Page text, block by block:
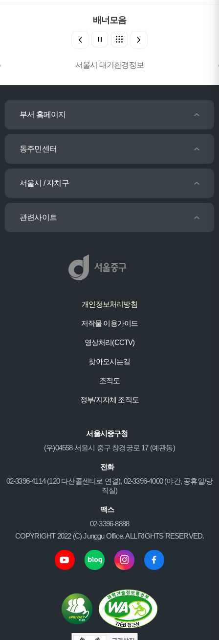
배너모음
서울시 대기환경정보
부서 홈페이지
동주민센터
서울시 / 자치구
관련사이트
개인정보처리방침
저작물 이용가이드
영상처리(CCTV)
찾아오시는길
조직도
정부/지자체 조직도
서울시중구청
(우)04558 서울시 중구 창경궁로 17 (예관동)
전화
02-3396-4114 (120 다산콜센터로 연결), 02-3396-4000 (야간, 공휴일/당
직실)
팩스
02-3396-8888
COPYRIGHT 2022 (C) Junggu Office. ALL RIGHTS RESERVED.